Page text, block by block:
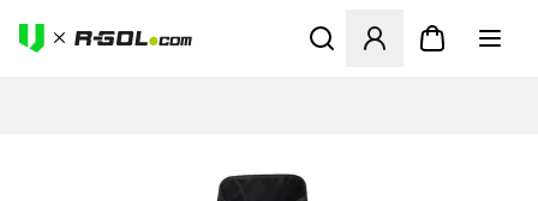
Odpre Modal za prijavo ali